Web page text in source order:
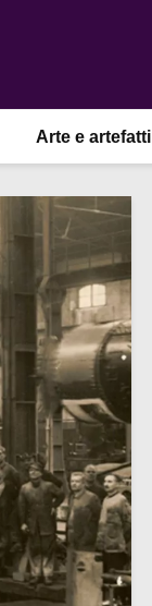
Arte e artefatti